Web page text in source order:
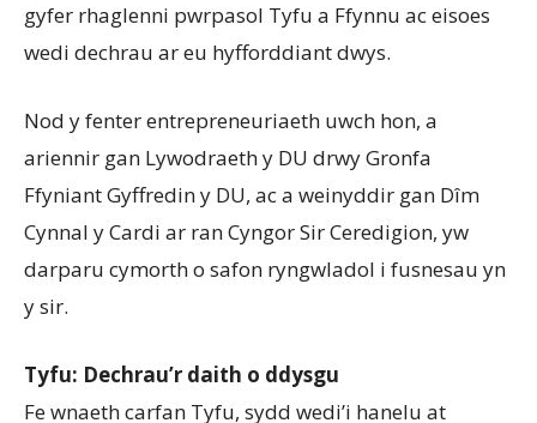
gyfer rhaglenni pwrpasol Tyfu a Ffynnu ac eisoes
wedi dechrau ar eu hyfforddiant dwys.
Nod y fenter entrepreneuriaeth uwch hon, a
ariennir gan Lywodraeth y DU drwy Gronfa
Ffyniant Gyffredin y DU, ac a weinyddir gan Dîm
Cynnal y Cardi ar ran Cyngor Sir Ceredigion, yw
darparu cymorth o safon ryngwladol i fusnesau yn
y sir.
Tyfu: Dechrau’r daith o ddysgu
Fe wnaeth carfan Tyfu, sydd wedi’i hanelu at